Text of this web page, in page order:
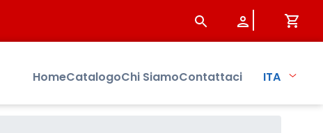
HomeCatalogoChi SiamoContattaci ITA